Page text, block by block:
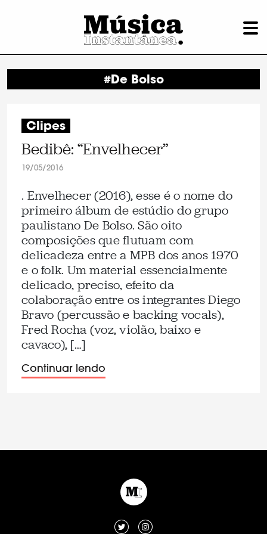
#De Bolso
Clipes
Bedibê: “Envelhecer”
19/05/2016
. Envelhecer (2016), esse é o nome do
primeiro álbum de estúdio do grupo
paulistano De Bolso. São oito
composições que flutuam com
delicadeza entre a MPB dos anos 1970
e o folk. Um material essencialmente
delicado, preciso, efeito da
colaboração entre os integrantes Diego
Bravo (percussão e backing vocals),
Fred Rocha (voz, violão, baixo e
cavaco), […]
Continuar lendo